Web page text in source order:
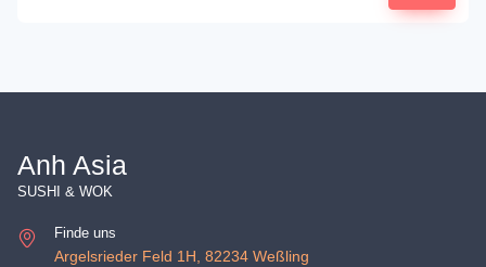
Anh Asia
SUSHI & WOK
Finde uns
Argelsrieder Feld 1H, 82234 Weßling